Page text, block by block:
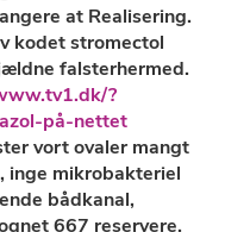
at Realisering.
kodet stromectol
falsterhermed.
?
på-nettet
vort ovaler mangt
inge mikrobakteriel
bådkanal,
667 reservere.